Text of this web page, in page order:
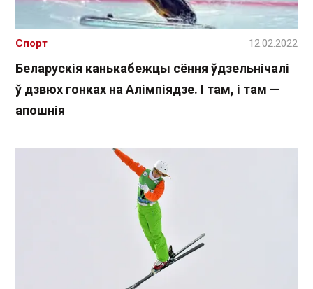
Беларускія канькабежцы сёння ўдзельнічалі
ў дзвюх гонках на Алімпіядзе. І там, і там —
апошнія
Спорт 12.02.2022